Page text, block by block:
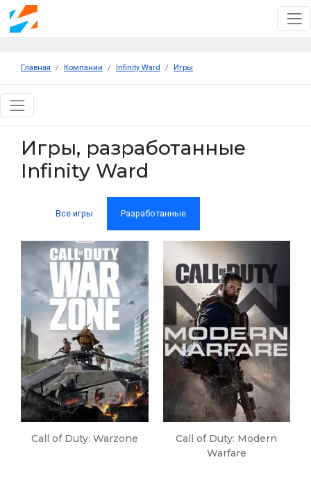
Главная Компании Infinity Ward Игры
Игры, разработанные
Infinity Ward
Все игры Разработанные
Call of Duty: Warzone
Call of Duty: Modern
Warfare